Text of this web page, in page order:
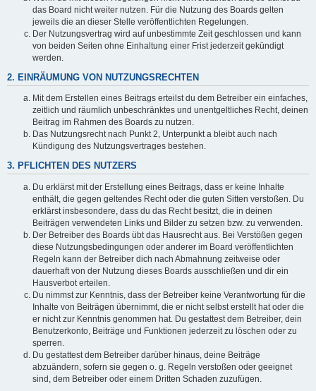
das Board nicht weiter nutzen. Für die Nutzung des Boards gelten
jeweils die an dieser Stelle veröffentlichten Regelungen.
Der Nutzungsvertrag wird auf unbestimmte Zeit geschlossen und kann
von beiden Seiten ohne Einhaltung einer Frist jederzeit gekündigt
werden.
2. EINRÄUMUNG VON NUTZUNGSRECHTEN
Mit dem Erstellen eines Beitrags erteilst du dem Betreiber ein einfaches,
zeitlich und räumlich unbeschränktes und unentgeltliches Recht, deinen
Beitrag im Rahmen des Boards zu nutzen.
Das Nutzungsrecht nach Punkt 2, Unterpunkt a bleibt auch nach
Kündigung des Nutzungsvertrages bestehen.
3. PFLICHTEN DES NUTZERS
Du erklärst mit der Erstellung eines Beitrags, dass er keine Inhalte
enthält, die gegen geltendes Recht oder die guten Sitten verstoßen. Du
erklärst insbesondere, dass du das Recht besitzt, die in deinen
Beiträgen verwendeten Links und Bilder zu setzen bzw. zu verwenden.
Der Betreiber des Boards übt das Hausrecht aus. Bei Verstößen gegen
diese Nutzungsbedingungen oder anderer im Board veröffentlichten
Regeln kann der Betreiber dich nach Abmahnung zeitweise oder
dauerhaft von der Nutzung dieses Boards ausschließen und dir ein
Hausverbot erteilen.
Du nimmst zur Kenntnis, dass der Betreiber keine Verantwortung für die
Inhalte von Beiträgen übernimmt, die er nicht selbst erstellt hat oder die
er nicht zur Kenntnis genommen hat. Du gestattest dem Betreiber, dein
Benutzerkonto, Beiträge und Funktionen jederzeit zu löschen oder zu
sperren.
Du gestattest dem Betreiber darüber hinaus, deine Beiträge
abzuändern, sofern sie gegen o. g. Regeln verstoßen oder geeignet
sind, dem Betreiber oder einem Dritten Schaden zuzufügen.